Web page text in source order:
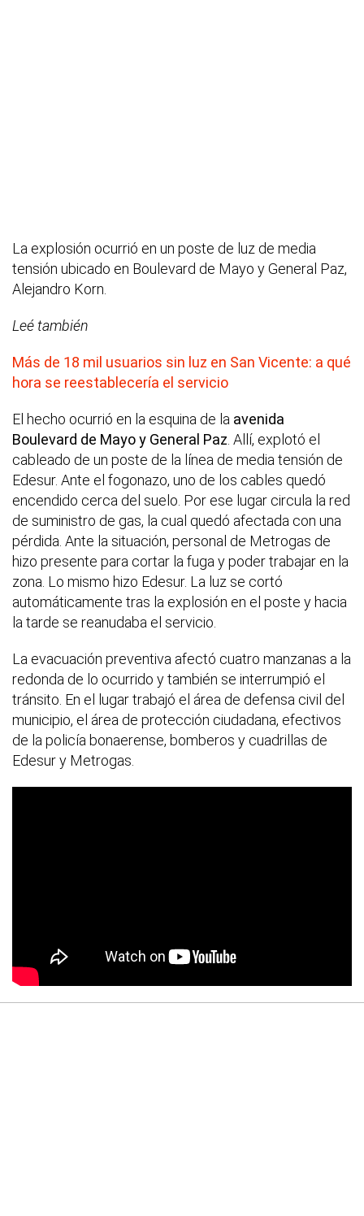
La explosión ocurrió en un poste de luz de media
tensión ubicado en Boulevard de Mayo y General Paz,
Alejandro Korn.
Leé también
Más de 18 mil usuarios sin luz en San Vicente: a qué
hora se reestablecería el servicio
El hecho ocurrió en la esquina de la avenida
Boulevard de Mayo y General Paz . Allí, explotó el
cableado de un poste de la línea de media tensión de
Edesur. Ante el fogonazo, uno de los cables quedó
encendido cerca del suelo. Por ese lugar circula la red
de suministro de gas, la cual quedó afectada con una
pérdida. Ante la situación, personal de Metrogas de
hizo presente para cortar la fuga y poder trabajar en la
zona. Lo mismo hizo Edesur. La luz se cortó
automáticamente tras la explosión en el poste y hacia
la tarde se reanudaba el servicio.
La evacuación preventiva afectó cuatro manzanas a la
redonda de lo ocurrido y también se interrumpió el
tránsito. En el lugar trabajó el área de defensa civil del
municipio, el área de protección ciudadana, efectivos
de la policía bonaerense, bomberos y cuadrillas de
Edesur y Metrogas.